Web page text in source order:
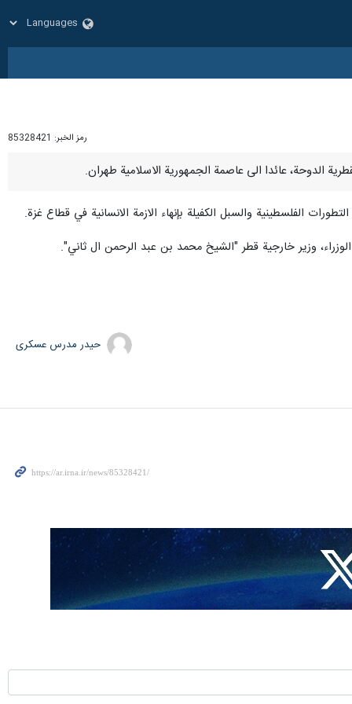
رمز الخبر: 85328421
الفلسطينية والسبل الكفيلة بإنهاء الازمة الانسانية في قطاع غزة.
وزير خارجية قطر "الشيخ محمد بن عبد الرحمن ال ثاني".
حیدر مدرس عسکری